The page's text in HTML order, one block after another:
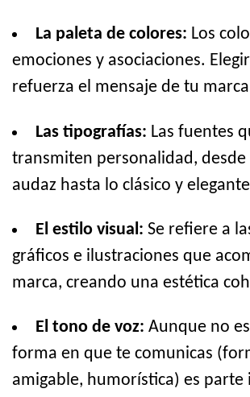
La paleta de colores: Los
emociones y asociaciones.
refuerza el mensaje de tu
Las tipografías: Las fuentes
transmiten personalidad,
audaz hasta lo clásico y
El estilo visual: Se refiere a
gráficos e ilustraciones que
marca, creando una estética
El tono de voz: Aunque no
forma en que te comunicas
amigable, humorística) es parte